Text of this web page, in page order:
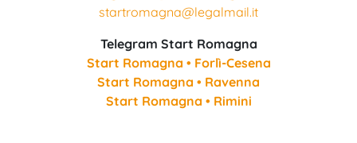
startromagna@legalmail.it
Telegram Start Romagna
Start Romagna • Forlì-Cesena
Start Romagna • Ravenna
Start Romagna • Rimini